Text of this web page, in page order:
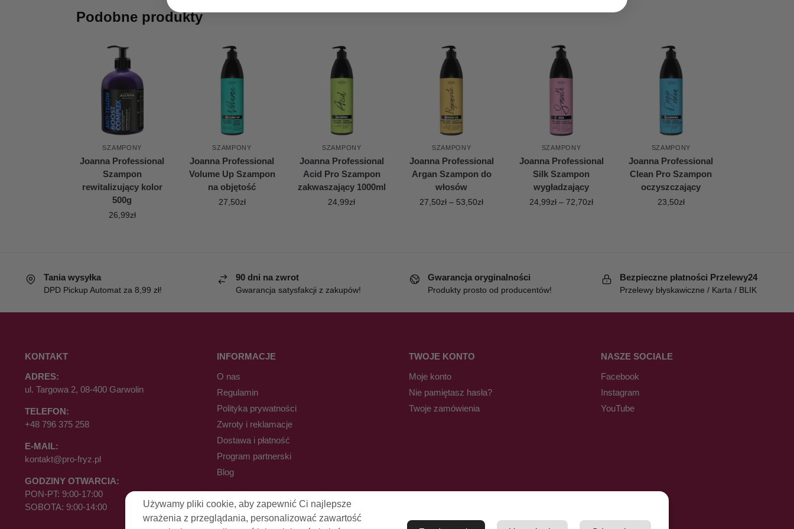
Podobne produkty
SZAMPONY
Joanna Professional
Szampon
rewitalizujący kolor
500g
26,99zł
SZAMPONY
Joanna Professional
Volume Up Szampon
na objętość
27,50zł
SZAMPONY
Joanna Professional
Acid Pro Szampon
zakwaszający 1000ml
24,99zł
SZAMPONY
Joanna Professional
Argan Szampon do
włosów
27,50zł – 53,50zł
SZAMPONY
Joanna Professional
Silk Szampon
wygładzający
24,99zł – 72,70zł
SZAMPONY
Joanna Professional
Clean Pro Szampon
oczyszczający
23,50zł
Tania wysyłka
DPD Pickup Automat za 8,99 zł!
90 dni na zwrot
Gwarancja satysfakcji z zakupów!
Gwarancja oryginalności
Produkty prosto od producentów!
Bezpieczne płatności Przelewy24
Przelewy błyskawiczne / Karta / BLIK
KONTAKT
ADRES:
ul. Targowa 2, 08-400 Garwolin
TELEFON:
+48 796 375 258
E-MAIL:
kontakt@pro-fryz.pl
GODZINY OTWARCIA:
PON-PT: 9:00-17:00
SOBOTA: 9:00-14:00
INFORMACJE
O nas
Regulamin
Polityka prywatności
Zwroty i reklamacje
Dostawa i płatność
Program partnerski
Blog
TWOJE KONTO
Moje konto
Nie pamiętasz hasła?
Twoje zamówienia
NASZE SOCIALE
Facebook
Instagram
YouTube
Używamy pliki cookie, aby zapewnić Ci najlepsze
wrażenia z przeglądania, personalizować zawartość